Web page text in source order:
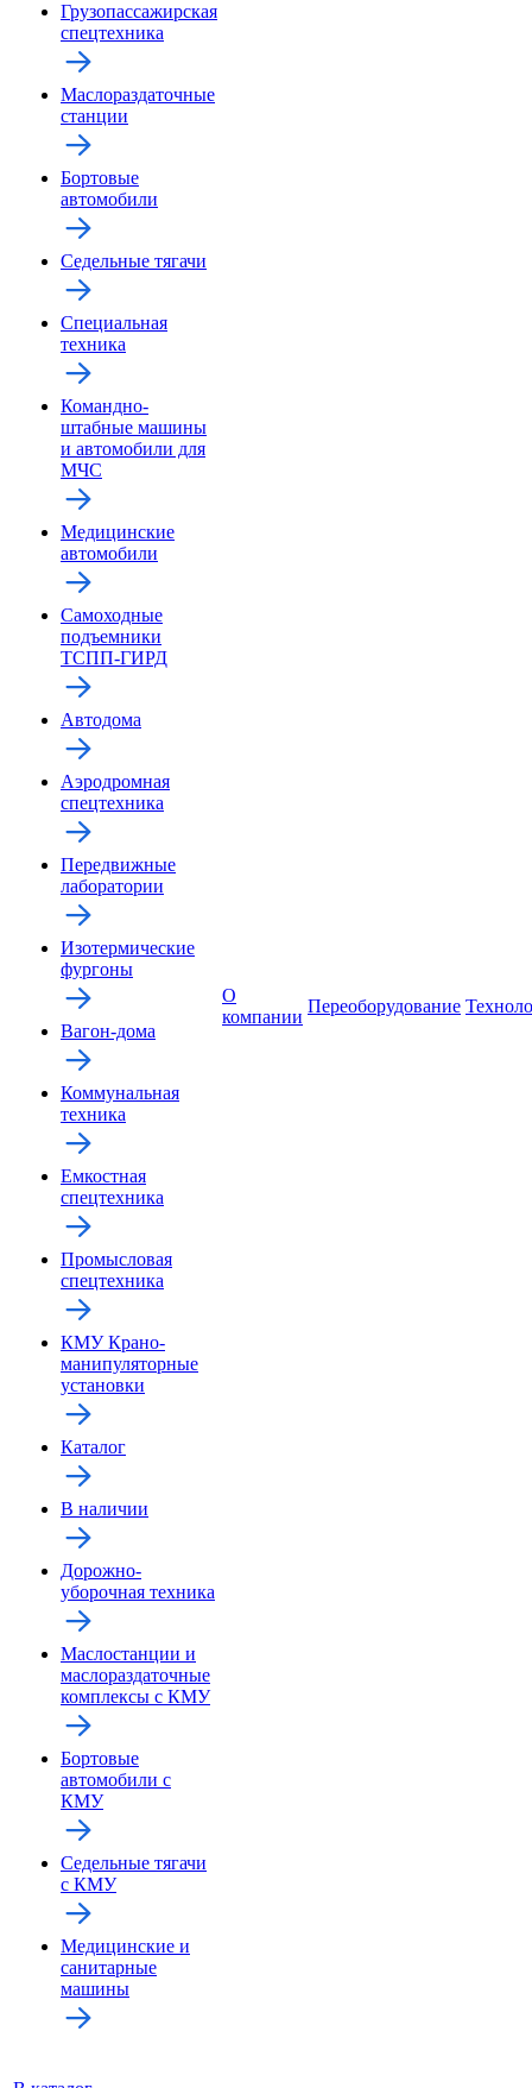
Грузопассажирская
спецтехника
Маслораздаточные
станции
Бортовые
автомобили
Седельные тягачи
Специальная
техника
Командно-
штабные машины
и автомобили для
МЧС
Медицинские
автомобили
Самоходные
подъемники
ТСПП-ГИРД
Автодома
Аэродромная
спецтехника
Передвижные
лаборатории
Изотермические
фургоны
Вагон-дома
Коммунальная
техника
Емкостная
спецтехника
Промысловая
спецтехника
КМУ Крано-
манипуляторные
установки
Каталог
В наличии
Дорожно-
уборочная техника
Маслостанции и
маслораздаточные
комплексы с КМУ
Бортовые
автомобили с
КМУ
Седельные тягачи
с КМУ
Медицинские и
санитарные
машины
О
компании
Переоборудование